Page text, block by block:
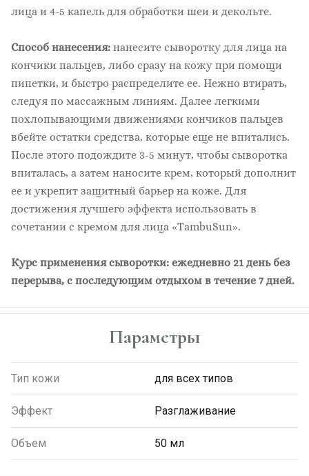
лица и 4-5 капель для обработки шеи и декольте.
Способ нанесения: нанесите сыворотку для лица на
кончики пальцев, либо сразу на кожу при помощи
пипетки, и быстро распределите ее. Нежно втирать,
следуя по массажным линиям. Далее легкими
похлопывающими движениями кончиков пальцев
вбейте остатки средства, которые еще не впитались.
После этого подождите 3-5 минут, чтобы сыворотка
впиталась, а затем наносите крем, который дополнит
ее и укрепит защитный барьер на коже. Для
достижения лучшего эффекта использовать в
сочетании с кремом для лица «TambuSun».
Курс применения сыворотки: ежедневно 21 день без
перерыва, с последующим отдыхом в течение 7 дней.
Параметры
Тип кожи для всех типов
Эффект Разглаживание
Объем 50 мл